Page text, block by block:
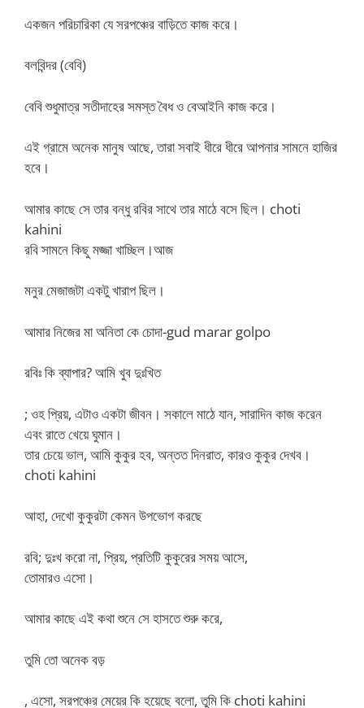
একজন পরিচারিকা যে সরপঞ্চের বাড়িতে কাজ করে।
বলবিন্দর (বেবি)
বেবি শুধুমাত্র সতীদাহের সমস্ত বৈধ ও বেআইনি কাজ করে।
এই গ্রামে অনেক মানুষ আছে, তারা সবাই ধীরে ধীরে আপনার সামনে হাজির
হবে।
আমার কাছে সে তার বন্ধু রবির সাথে তার মাঠে বসে ছিল। choti
kahini
রবি সামনে কিছু মজ্জা খাচ্ছিল।আজ
মনুর মেজাজটা একটু খারাপ ছিল।
আমার নিজের মা অনিতা কে চোদা-gud marar golpo
রবিঃ কি ব্যাপার? আমি খুব দুঃখিত
; ওহ প্রিয়, এটাও একটা জীবন। সকালে মাঠে যান, সারাদিন কাজ করেন
এবং রাতে খেয়ে ঘুমান।
তার চেয়ে ভাল, আমি কুকুর হব, অন্তত দিনরাত, কারও কুকুর দেখব।
choti kahini
আহা, দেখো কুকুরটা কেমন উপভোগ করছে
রবি; দুঃখ করো না, প্রিয়, প্রতিটি কুকুরের সময় আসে,
তোমারও এসো।
আমার কাছে এই কথা শুনে সে হাসতে শুরু করে,
তুমি তো অনেক বড়
, এসো, সরপঞ্চের মেয়ের কি হয়েছে বলো, তুমি কি choti kahini